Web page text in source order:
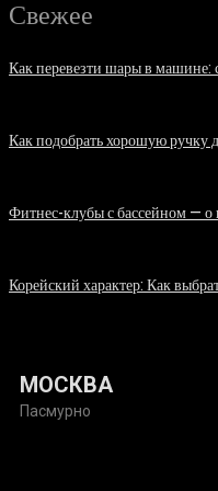
Свежее
Как перевезти шары в машине:
Как подобрать хорошую ручку
Фитнес-клубы с бассейном — о
Корейский характер: Как
МОСКВА
Пасмурно